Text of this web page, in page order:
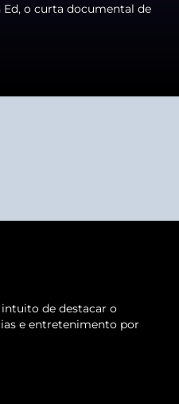
o curta documental de
de destacar o
e entretenimento por